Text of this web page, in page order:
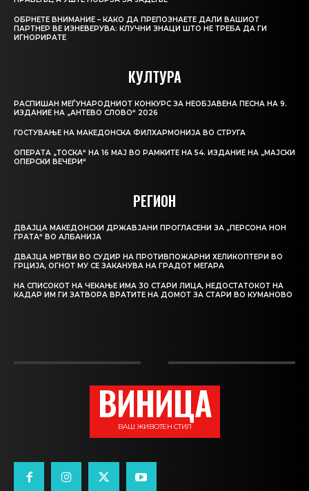
ОБРНЕТЕ ВНИМАНИЕ – КАКО ДА ПРЕПОЗНАЕТЕ ДАЛИ ВАШИОТ
ПАРТНЕР ВЕ ИЗНЕВЕРУВА: КЛУЧНИ ЗНАЦИ ШТО НЕ ТРЕБА ДА ГИ
ИГНОРИРАТЕ
КУЛТУРА
РАСПИШАН МЕЃУНАРОДНИОТ КОНКУРС ЗА НЕОБЈАВЕНА ПЕСНА НА 9.
ИЗДАНИЕ НА „АНТЕВО СЛОВО“ 2026
ГОСТУВАЊЕ НА МАКЕДОНСКА ФИЛХАРМОНИЈА ВО СТРУГА
ОПЕРАТА „ТОСКА“ НА 16 МАЈ ВО РАМКИТЕ НА 54. ИЗДАНИЕ НА „МАЈСКИ
ОПЕРСКИ ВЕЧЕРИ“
РЕГИОН
ДВАЈЦА МАКЕДОНСКИ ДРЖАВЈАНИ ПРОГЛАСЕНИ ЗА „ПЕРСОНА НОН
ГРАТА“ ВО АЛБАНИЈА
ДВАЈЦА МРТВИ ВО СУДИР НА ПРОТИВПОЖАРНИ ХЕЛИКОПТЕРИ ВО
ГРЦИЈА, ОГНОТ МУ СЕ ЗАКАНУВА НА ГРАДОТ МЕГАРА
НА СПИСОКОТ НА ЧЕКАЊЕ ИМА 30 СТАРИ ЛИЦА, НЕДОСТАТОКОТ НА
КАДАР ИМ ГИ ЗАТВОРА ВРАТИТЕ НА ДОМОТ ЗА СТАРИ ВО КУМАНОВО
ВИНИЦА
ВАШ ЖИВОТЕН СТИЛ